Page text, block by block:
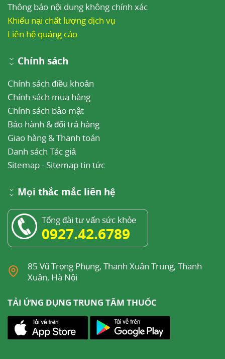
Thông báo nội dung không chính xác
Khiếu nại chất lượng dịch vụ
Liên hệ quảng cáo
Chính sách
Chính sách điều khoản
Chính sách mua hàng
Chính sách bảo mật
Bảo hành & đổi trả hàng
Giao hàng & Thanh toán
Danh sách Tác giả
Sitemap- Sitemap tin tức
Mọi thắc mắc liên hệ
Tổng đài tư vấn sức khỏe
0927.42.6789
85 Vũ Trọng Phụng, Thanh Xuân Trung, Thanh
Xuân, Hà Nội
TẢI ỨNG DỤNG TRUNG TÂM THUỐC